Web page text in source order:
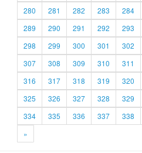
280
281 282 283 284
289
290 291 292 293
298
299 300 301 302
307
308 309 310 311
316
317 318 319 320
325
326 327 328 329
334
335 336 337 338
»